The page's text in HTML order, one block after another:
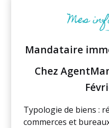
Mandataire
Chez
Typologie de biens :
commerces et